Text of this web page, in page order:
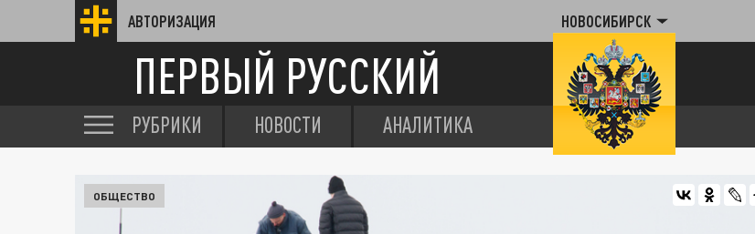
АВТОРИЗАЦИЯ НОВОСИБИРСК
ПЕРВЫЙ РУССКИЙ
РУБРИКИ НОВОСТИ АНАЛИТИКА
ОБЩЕСТВО